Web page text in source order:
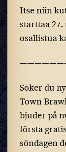
Itse niin
starttaa
osallistua
Söker du
Town
bjuder på
första
söndagen